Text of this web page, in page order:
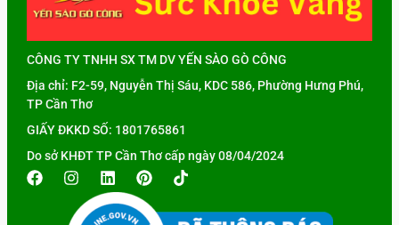
CÔNG TY TNHH SX TM DV YẾN SÀO GÒ CÔNG
Địa chỉ: F2-59, Nguyễn Thị Sáu, KDC 586, Phường Hưng Phú,
TP Cần Thơ
GIẤY ĐKKD SỐ: 1801765861
Do sở KHĐT TP Cần Thơ cấp ngày 08/04/2024